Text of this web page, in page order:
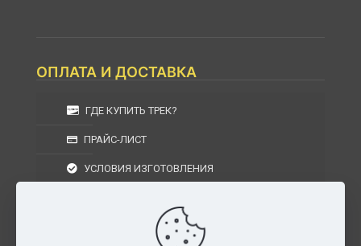
ОПЛАТА И ДОСТАВКА
ГДЕ КУПИТЬ ТРЕК?
ПРАЙС-ЛИСТ
УСЛОВИЯ ИЗГОТОВЛЕНИЯ
УСЛОВИЯ ВОЗВРАТА